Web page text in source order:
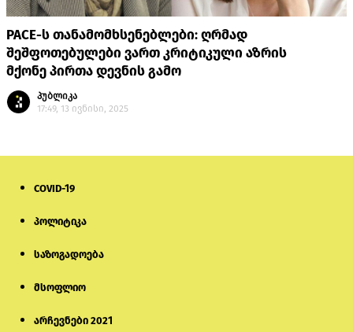
PACE-ს თანამომხსენებლები: ღრმად
შეშფოთებულები ვართ კრიტიკული აზრის
მქონე პირთა დევნის გამო
პუბლიკა
17:49, 13 ივნისი, 2025
COVID-19
პოლიტიკა
საზოგადოება
მსოფლიო
არჩევნები 2021